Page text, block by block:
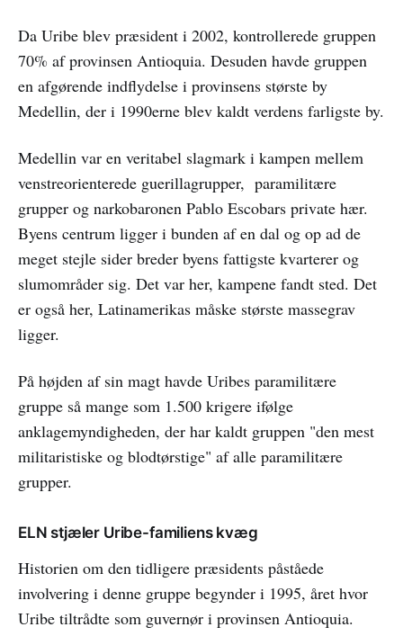
Da Uribe blev præsident i 2002, kontrollerede gruppen
70% af provinsen Antioquia. Desuden havde gruppen
en afgørende indflydelse i provinsens største by
Medellin, der i 1990erne blev kaldt verdens farligste by.
Medellin var en veritabel slagmark i kampen mellem
venstreorienterede guerillagrupper, paramilitære
grupper og narkobaronen Pablo Escobars private hær.
Byens centrum ligger i bunden af en dal og op ad de
meget stejle sider breder byens fattigste kvarterer og
slumområder sig. Det var her, kampene fandt sted. Det
er også her, Latinamerikas måske største massegrav
ligger.
På højden af sin magt havde Uribes paramilitære
gruppe så mange som 1.500 krigere ifølge
anklagemyndigheden, der har kaldt gruppen "den mest
militaristiske og blodtørstige" af alle paramilitære
grupper.
ELN stjæler Uribe-familiens kvæg
Historien om den tidligere præsidents påståede
involvering i denne gruppe begynder i 1995, året hvor
Uribe tiltrådte som guvernør i provinsen Antioquia.